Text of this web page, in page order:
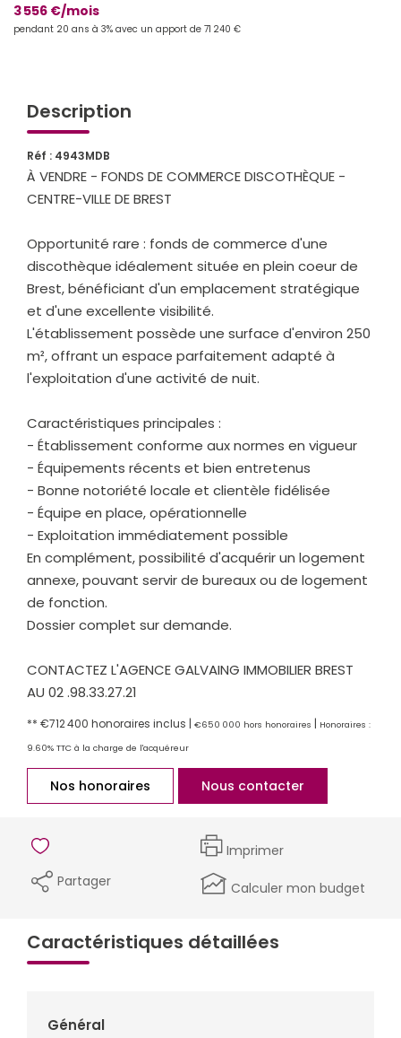
3 556 €/mois
pendant 20 ans à 3% avec un apport de 71 240 €
Description
Réf : 4943MDB
À VENDRE - FONDS DE COMMERCE DISCOTHÈQUE -
CENTRE-VILLE DE BREST
Opportunité rare : fonds de commerce d'une
discothèque idéalement située en plein coeur de
Brest, bénéficiant d'un emplacement stratégique
et d'une excellente visibilité.
L'établissement possède une surface d'environ 250
m², offrant un espace parfaitement adapté à
l'exploitation d'une activité de nuit.
Caractéristiques principales :
- Établissement conforme aux normes en vigueur
- Équipements récents et bien entretenus
- Bonne notoriété locale et clientèle fidélisée
- Équipe en place, opérationnelle
- Exploitation immédiatement possible
En complément, possibilité d'acquérir un logement
annexe, pouvant servir de bureaux ou de logement
de fonction.
Dossier complet sur demande.
CONTACTEZ L'AGENCE GALVAING IMMOBILIER BREST
AU 02 .98.33.27.21
** €712 400 honoraires inclus | €650 000 hors honoraires | Honoraires :
9.60% TTC à la charge de l'acquéreur
Nos honoraires Nous contacter
Imprimer
Partager
Calculer mon budget
Caractéristiques détaillées
Général